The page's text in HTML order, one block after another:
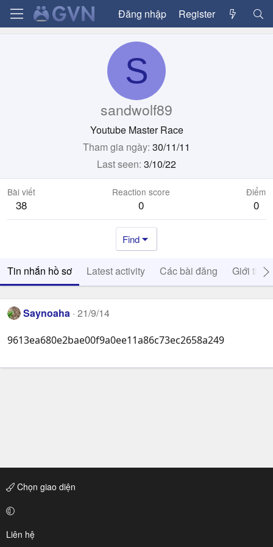
Đăng nhập Register
S
sandwolf89
Youtube Master Race
Tham gia ngày 30/11/11
Last seen 3/10/22
Bài viết
38
Reaction score
0
Điểm
0
Find
Tin nhắn hồ sơ Latest activity Các bài đăng Giới thiệu
Saynoaha 21/9/14
9613ea680e2bae00f9a0ee11a86c73ec2658a249
Chọn giao diện
Liên hệ